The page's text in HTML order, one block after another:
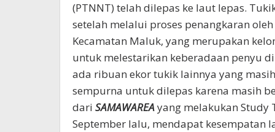
(PTNNT) telah dilepas ke laut lepas.
setelah melalui proses penangkaran
Kecamatan Maluk, yang merupakan
untuk melestarikan keberadaan penyu
ada ribuan ekor tukik lainnya yang
sempurna untuk dilepas karena masih
dari SAMAWAREAyang melakukan Study
September lalu, mendapat kesempatan